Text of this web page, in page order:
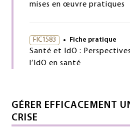
mises en œuvre pratiques
FIC1583 Fiche pratique
Santé et IdO :
l’IdO en santé
GÉRER EFFICACEMENT
CRISE